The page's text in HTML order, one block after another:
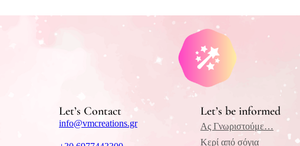
Let’s Contact
info@vmcreations.gr
Let’s be informed
Ας Γνωριστούμε…
Κερί από σόγια